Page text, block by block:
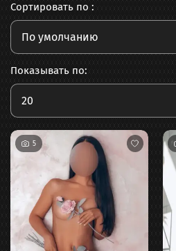
Сортировать по :
По умолчанию
Показывать по:
20
5